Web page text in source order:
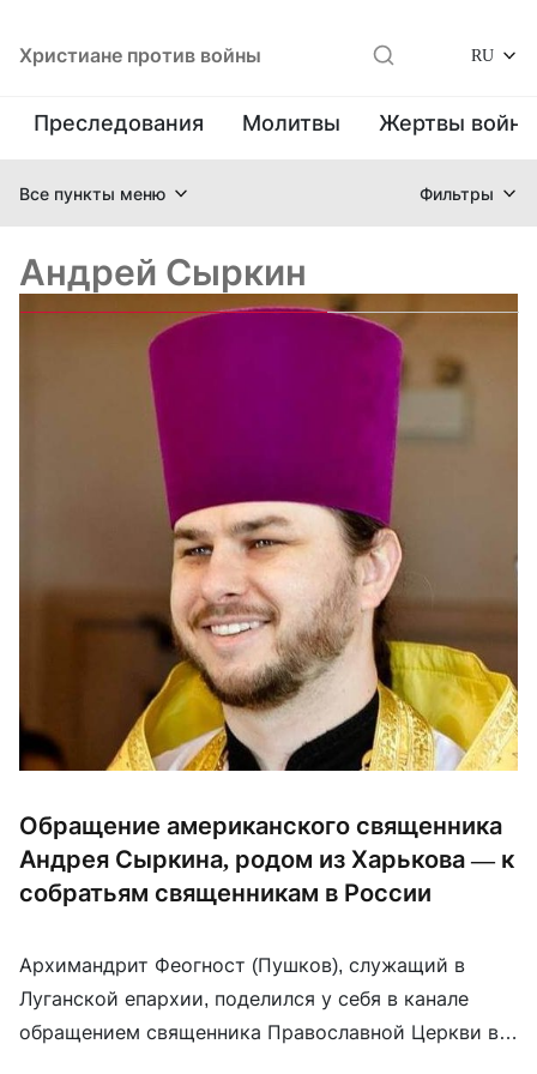
Христиане против войны RU
Преследования Молитвы Жертвы
Все пункты меню Фильтры
Андрей Сыркин
Обращение американского священника
Андрея Сыркина, родом из Харькова — к
собратьям священникам в России
Архимандрит Феогност (Пушков), служащий в
Луганской епархии, поделился у себя в канале
обращением священника Православной Церкви в